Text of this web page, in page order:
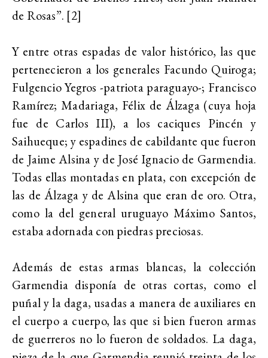
de Rosas”. [2]
Y entre otras espadas de valor histórico, las que
pertenecieron a los generales Facundo Quiroga;
Fulgencio Yegros -patriota paraguayo-; Francisco
Ramírez; Madariaga, Félix de Álzaga (cuya hoja
fue de Carlos III), a los caciques Pincén y
Saihueque; y espadines de cabildante que fueron
de Jaime Alsina y de José Ignacio de Garmendia.
Todas ellas montadas en plata, con excepción de
las de Álzaga y de Alsina que eran de oro. Otra,
como la del general uruguayo Máximo Santos,
estaba adornada con piedras preciosas.
Además de estas armas blancas, la colección
Garmendia disponía de otras cortas, como el
puñal y la daga, usadas a manera de auxiliares en
el cuerpo a cuerpo, las que si bien fueron armas
de guerreros no lo fueron de soldados. La daga,